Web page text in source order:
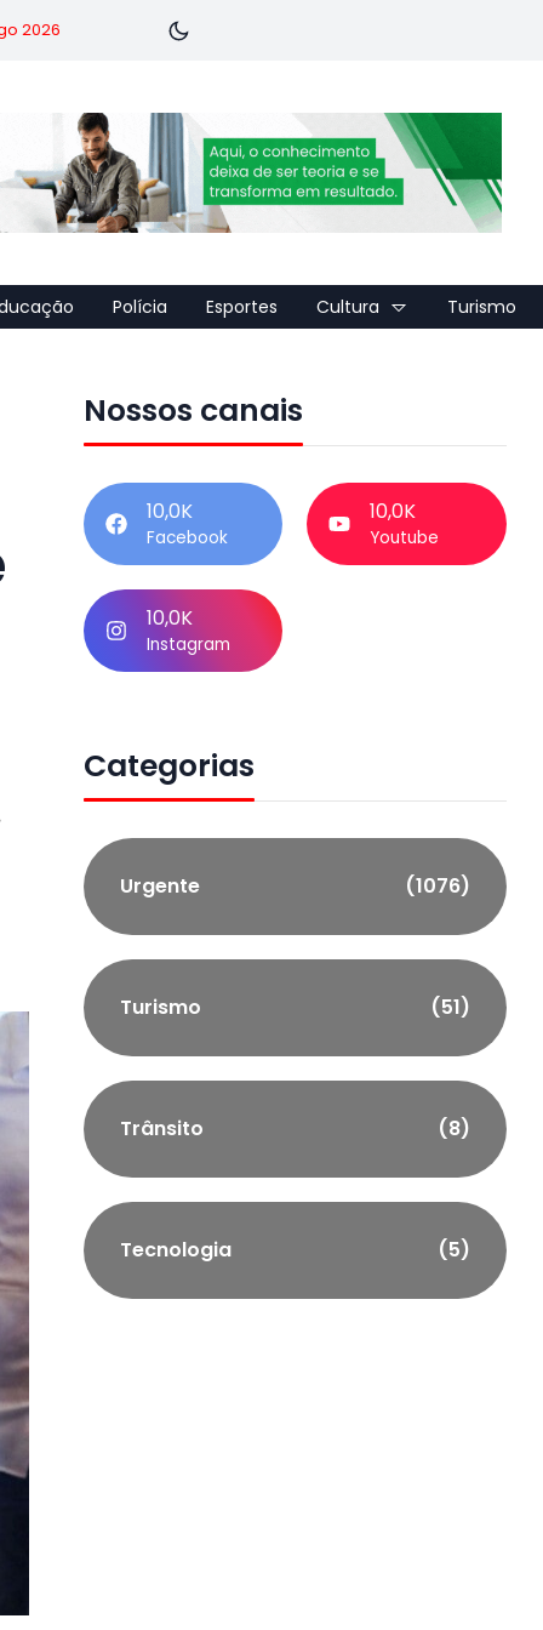
2026
Polícia Esportes Cultura Turismo
Nossos canais
10,0K
Facebook
10,0K
Youtube
10,0K
Instagram
Categorias
Urgente (1076)
Turismo (51)
Trânsito (8)
Tecnologia (5)